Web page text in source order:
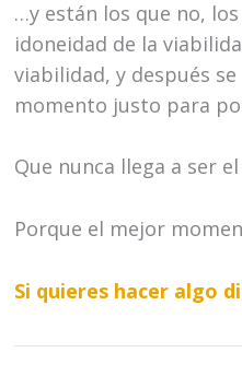
…y están los que no,
idoneidad de la
viabilidad, y después
momento justo para
Que nunca llega a ser
Porque el mejor
Si quieres hacer algo